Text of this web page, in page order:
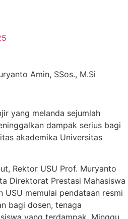
Amin, SSos., M.Si
yang melanda sejumlah
dampak serius bagi
akademika Universitas
Rektor USU Prof. Muryanto
Direktorat Prestasi Mahasiswa
USU memulai pendataan resmi
bagi dosen, tenaga